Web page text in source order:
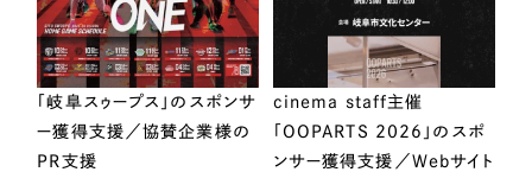
「岐阜スゥープス」のスポンサ
ー獲得支援／協賛企業様の
PR支援
cinema staff主催
「OOPARTS 2026」のスポ
ンサー獲得支援／Webサイト